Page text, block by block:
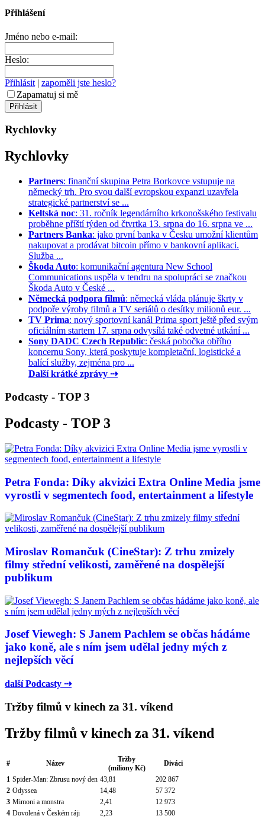
Přihlášení
Jméno nebo e-mail:
Heslo:
Přihlásit | zapoměli jste heslo?
Zapamatuj si mě
Rychlovky
Rychlovky
Partners: finanční skupina Petra Borkovce vstupuje na
německý trh. Pro svou další evropskou expanzi uzavřela
strategické partnerství se ...
Keltská noc: 31. ročník legendárního krkonošského festivalu
proběhne příští týden od čtvrtka 13. srpna do 16. srpna ve ...
Partners Banka: jako první banka v Česku umožní klientům
nakupovat a prodávat bitcoin přímo v bankovní aplikaci.
Služba ...
Škoda Auto: komunikační agentura New School
Communications uspěla v tendru na spolupráci se značkou
Škoda Auto v České ...
Německá podpora filmů: německá vláda plánuje škrty v
podpoře výroby filmů a TV seriálů o desítky milionů eur. ...
TV Prima: nový sportovní kanál Prima sport ještě před svým
oficiálním startem 17. srpna odvysílá také odvetné utkání ...
Sony DADC Czech Republic: česká pobočka obřího
koncernu Sony, která poskytuje kompletační, logistické a
balící služby, zejména pro ...
Další krátké zprávy ⇢
Podcasty - TOP 3
Podcasty - TOP 3
Petra Fonda: Díky akvizici Extra Online Media jsme
vyrostli v segmentech food, entertainment a lifestyle
Miroslav Romančuk (CineStar): Z trhu zmizely
filmy střední velikosti, zaměřené na dospělejší
publikum
Josef Viewegh: S Janem Pachlem se občas hádáme
jako koně, ale s ním jsem udělal jedny mých z
nejlepších věcí
další Podcasty ⇢
Tržby filmů v kinech za 31. víkend
Tržby filmů v kinech za 31. víkend
# Název
Tržby
(miliony Kč)
Diváci
1 Spider-Man: Zbrusu nový den 43,81
202 867
2 Odyssea 14,48
57 372
3 Mimoni a monstra 2,41
12 973
4 Dovolená v Českém ráji 2,23
13 500